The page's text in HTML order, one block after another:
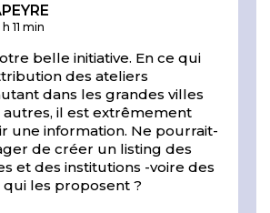
h 11 min
belle initiative. En ce qui
des ateliers
dans les grandes villes
il est extrêmement
une information. Ne pourrait-
de créer un listing des
et des institutions -voire des
les proposent ?